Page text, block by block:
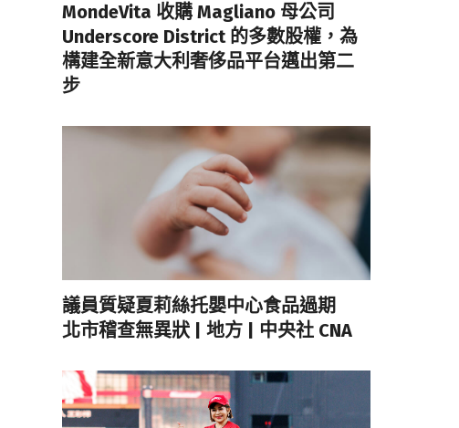
MondeVita 收購 Magliano 母公司
Underscore District 的多數股權，為
構建全新意大利奢侈品平台邁出第二
步
議員質疑夏莉絲托嬰中心食品過期
北市稽查無異狀 | 地方 | 中央社 CNA